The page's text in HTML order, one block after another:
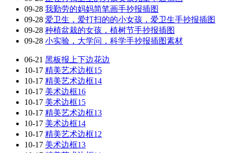
09-28 我勤劳的妈妈简笔画手抄报插图
09-28 爱卫生，爱打扫的的小女孩，爱卫生手抄报插图
09-28 种植盆栽的女孩，植树节手抄报插图
09-28 小实验，大学问，科学手抄报插图素材
06-21 黑板报上下边花边
10-17 精美艺术边框15
10-17 精美艺术边框14
10-17 美术边框16
10-17 美术边框15
10-17 精美艺术边框13
10-17 美术边框14
10-17 精美艺术边框12
10-17 美术边框13